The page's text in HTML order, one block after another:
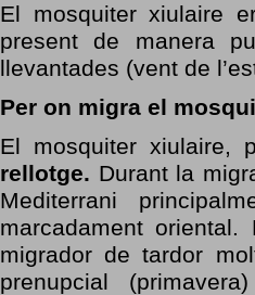
El mosquiter xiulaire
present de manera
llevantades (vent de
Per on migra el
El mosquiter xiulaire,
rellotge. Durant la
Mediterrani
marcadament
migrador de tardor
prenupcial